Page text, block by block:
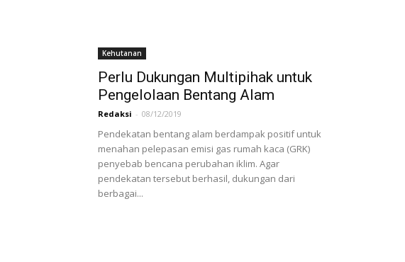
Kehutanan
Perlu Dukungan Multipihak untuk
Pengelolaan Bentang Alam
Redaksi - 08/12/2019
Pendekatan bentang alam berdampak positif untuk
menahan pelepasan emisi gas rumah kaca (GRK)
penyebab bencana perubahan iklim. Agar
pendekatan tersebut berhasil, dukungan dari
berbagai...